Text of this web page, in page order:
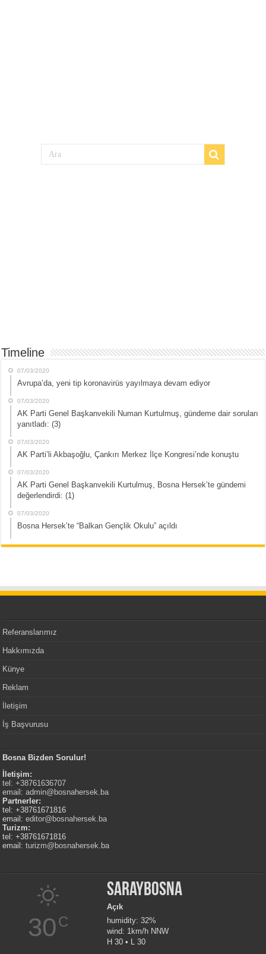
Timeline
07/03/2020
Avrupa’da, yeni tip koronavirüs yayılmaya devam ediyor
07/03/2020
AK Parti Genel Başkanvekili Numan Kurtulmuş, gündeme dair soruları
yanıtladı: (3)
07/03/2020
AK Parti’li Akbaşoğlu, Çankırı Merkez İlçe Kongresi’nde konuştu
07/03/2020
AK Parti Genel Başkanvekili Kurtulmuş, Bosna Hersek’te gündemi
değerlendirdi: (1)
07/03/2020
Bosna Hersek’te “Balkan Gençlik Okulu” açıldı
Referanslarımız
Hakkımızda
Künye
Reklam
İletişim
İş Başvurusu
Bosna Bizden Sorulur!
İletişim:
tel: +38761636707
email:admin@bosnahersek.ba
Partnerler:
tel: +38761671816
email:editor@bosnahersek.ba
Turizm:
tel: +38761671816
email:turizm@bosnahersek.ba
30C
Saraybosna
Açık
humidity: 32%
wind: 1km/h NNW
H 30 • L 30